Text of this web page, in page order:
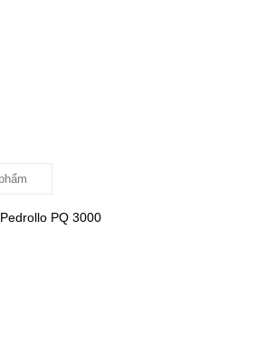
Pedrollo PQ 3000